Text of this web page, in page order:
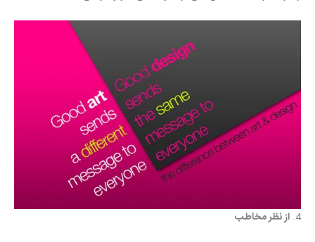
4. از نظر مخاطب